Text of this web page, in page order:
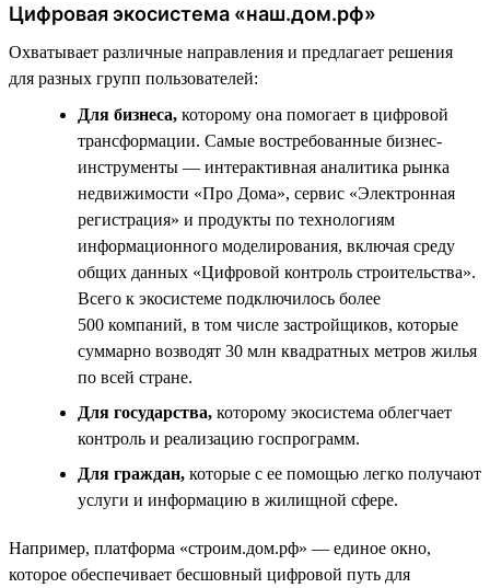
Цифровая экосистема «наш.дом.рф»
Охватывает различные направления и предлагает решения
для разных групп пользователей:
Для бизнеса, которому она помогает в цифровой
трансформации. Самые востребованные бизнес-
инструменты — интерактивная аналитика рынка
недвижимости «Про Дома», сервис «Электронная
регистрация» и продукты по технологиям
информационного моделирования, включая среду
общих данных «Цифровой контроль строительства».
Всего к экосистеме подключилось более
500 компаний, в том числе застройщиков, которые
суммарно возводят 30 млн квадратных метров жилья
по всей стране.
Для государства, которому экосистема облегчает
контроль и реализацию госпрограмм.
Для граждан, которые с ее помощью легко получают
услуги и информацию в жилищной сфере.
Например, платформа «строим.дом.рф» — единое окно,
которое обеспечивает бесшовный цифровой путь для